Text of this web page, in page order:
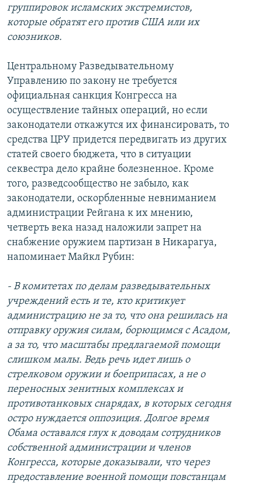
группировок исламских экстремистов,
которые обратят его против США или их
союзников.
Центральному Разведывательному
Управлению по закону не требуется
официальная санкция Конгресса на
осуществление тайных операций, но если
законодатели откажутся их финансировать, то
средства ЦРУ придется передвигать из других
статей своего бюджета, что в ситуации
секвестра дело крайне болезненное. Кроме
того, разведсообщество не забыло, как
законодатели, оскорбленные невниманием
администрации Рейгана к их мнению,
четверть века назад наложили запрет на
снабжение оружием партизан в Никарагуа,
напоминает Майкл Рубин:
- В комитетах по делам разведывательных
учреждений есть и те, кто критикует
администрацию не за то, что она решилась на
отправку оружия силам, борющимся с Асадом,
а за то, что масштабы предлагаемой помощи
слишком малы. Ведь речь идет лишь о
стрелковом оружии и боеприпасах, а не о
переносных зенитных комплексах и
противотанковых снарядах, в которых сегодня
остро нуждается оппозиция. Долгое время
Обама оставался глух к доводам сотрудников
собственной администрации и членов
Конгресса, которые доказывали, что через
предоставление военной помощи повстанцам